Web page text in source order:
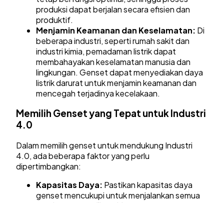
produksi dapat berjalan secara efisien dan
produktif.
Menjamin Keamanan dan Keselamatan: Di
beberapa industri, seperti rumah sakit dan
industri kimia, pemadaman listrik dapat
membahayakan keselamatan manusia dan
lingkungan. Genset dapat menyediakan daya
listrik darurat untuk menjamin keamanan dan
mencegah terjadinya kecelakaan.
Memilih Genset yang Tepat untuk Industri
4.0
Dalam memilih genset untuk mendukung Industri
4.0, ada beberapa faktor yang perlu
dipertimbangkan:
Kapasitas Daya: Pastikan kapasitas daya
genset mencukupi untuk menjalankan semua